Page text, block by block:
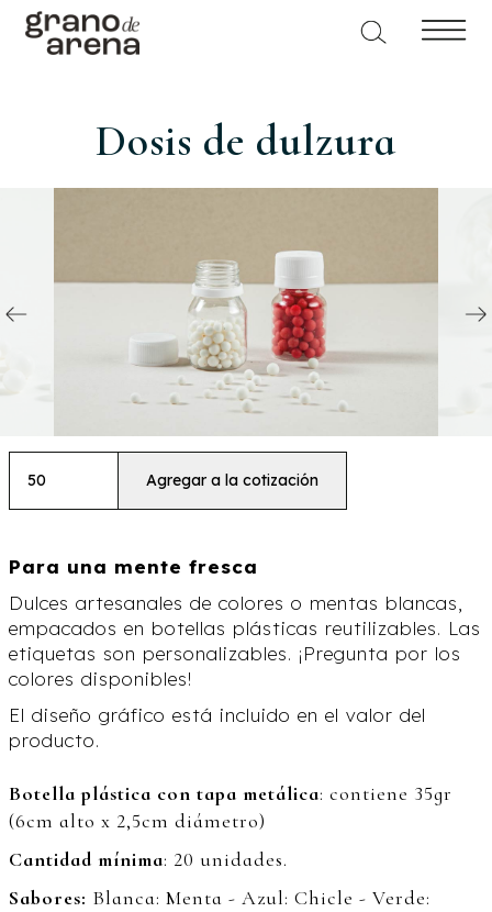
Dosis de dulzura
Para una mente fresca
Dulces artesanales de colores o mentas blancas,
empacados en botellas plásticas reutilizables. Las
etiquetas son personalizables. ¡Pregunta por los
colores disponibles!
El diseño gráfico está incluido en el valor del
producto.
Botella plástica con tapa metálica: contiene 35gr
(6cm alto x 2,5cm diámetro)
Cantidad mínima: 20 unidades.
Sabores: Blanca: Menta - Azul: Chicle - Verde: